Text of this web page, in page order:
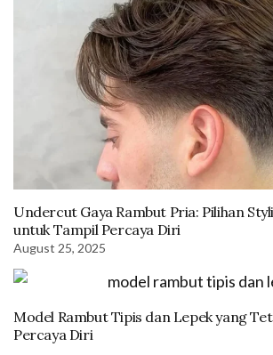
Undercut Gaya Rambut Pria: Pilihan
untuk Tampil Percaya Diri
August 25, 2025
Model Rambut Tipis dan Lepek yang
Percaya Diri